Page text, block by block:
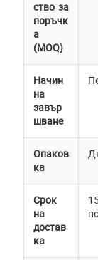
ство за
поръчк
а
(MOQ)
Начин
на
завър
шване
Опаков
ка
Срок
на
достав
ка